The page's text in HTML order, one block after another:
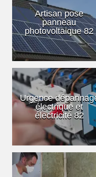
Artisan pose
panneau
photovoltaique 82
Urgence
électrique et
électricité 82